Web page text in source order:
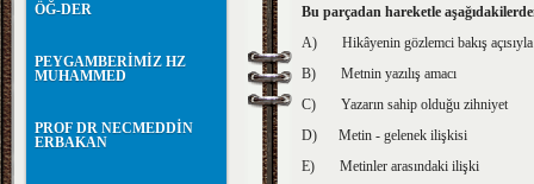
ÖĞ-DER
PEYGAMBERİMİZ HZ
MUHAMMED
PROF DR NECMEDDİN
ERBAKAN
Bu parçadan hareketle
A)
Hikâyenin gözlemci bakış açısıyla
B)
Metnin yazılış amacı
C)
Yazarın sahip olduğu zihniyet
D)
Metin - gelenek ilişkisi
E)
Metinler arasındaki ilişki